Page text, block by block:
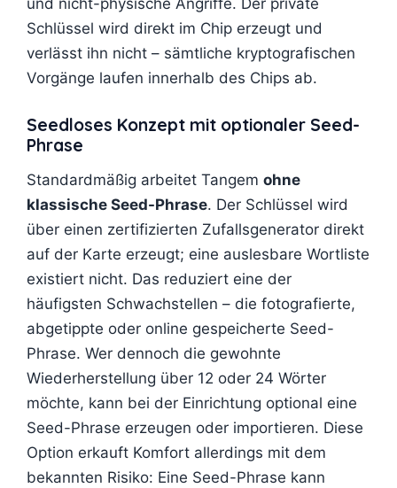
Schlüssel wird direkt im Chip erzeugt und
verlässt ihn nicht – sämtliche kryptografischen
Vorgänge laufen innerhalb des Chips ab.
Seedloses Konzept mit optionaler Seed-
Phrase
Standardmäßig arbeitet Tangem ohne
klassische Seed-Phrase. Der Schlüssel wird
über einen zertifizierten Zufallsgenerator direkt
auf der Karte erzeugt; eine auslesbare Wortliste
existiert nicht. Das reduziert eine der
häufigsten Schwachstellen – die fotografierte,
abgetippte oder online gespeicherte Seed-
Phrase. Wer dennoch die gewohnte
Wiederherstellung über 12 oder 24 Wörter
möchte, kann bei der Einrichtung optional eine
Seed-Phrase erzeugen oder importieren. Diese
Option erkauft Komfort allerdings mit dem
bekannten Risiko: Eine Seed-Phrase kann